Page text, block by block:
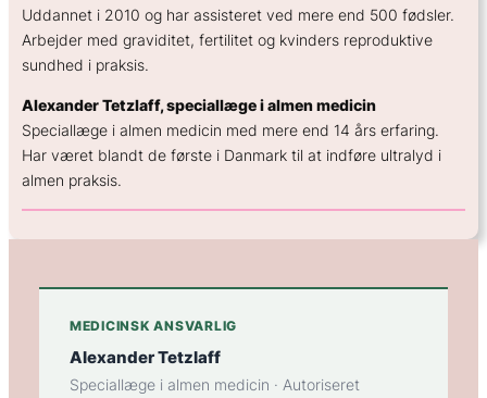
Uddannet i 2010 og har assisteret ved mere end 500 fødsler.
Arbejder med graviditet, fertilitet og kvinders reproduktive
sundhed i praksis.
Alexander Tetzlaff, speciallæge i almen medicin
Speciallæge i almen medicin med mere end 14 års erfaring.
Har været blandt de første i Danmark til at indføre ultralyd i
almen praksis.
MEDICINSK ANSVARLIG
Alexander Tetzlaff
Speciallæge i almen medicin · Autoriseret